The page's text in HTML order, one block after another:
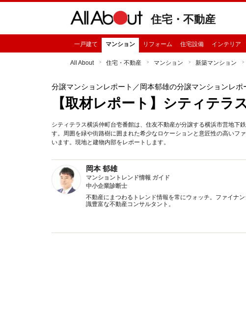
住宅・不動産
一戸建て マンション リフォーム 住宅設備 インテリア
All About 住宅・不動産 マンション 新築マンション
分譲マンションレポート ／岡本郁雄の分譲マンションレポ
【取材レポート】シティテラ
シティテラス横浜仲町台壱番館は、住友不動産が分譲する横浜市営地下
す。周囲を緑や街路樹に囲まれた希少なロケーションと意匠性の高いフ
います。現地と建物内部をレポートします。
岡本 郁雄
マンショントレンド情報 ガイド
中小企業診断士
不動産にまつわるトレンド情報を常にウォッチ。ファイナ
識豊富な不動産コンサルタント。